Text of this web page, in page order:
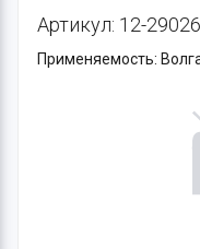
Артикул: 12-
Применяемость: